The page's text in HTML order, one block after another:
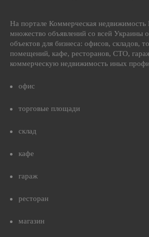
На портале Коммерческая недвижимость
множество объявлений со всей Украины
объектов для бизнеса: офисов, складов,
помещений, кафе, ресторанов, СТО,
коммерческую недвижимость иных
офис
торговые площади
склад
кафе
гараж
ресторан
магазин